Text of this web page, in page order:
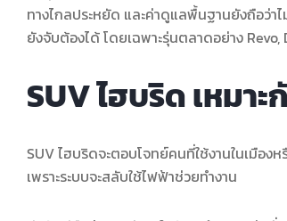
ทางไกลประหยัด และค่าดูแลพื้นฐานยังถือว่า
ยังจับต้องได้ โดยเฉพาะรุ่นตลาดอย่าง
SUV ไฮบริด เหมา
SUV ไฮบริดจะตอบโจทย์คนที่ใช้งานในเมือ
เพราะระบบจะสลับใช้ไฟฟ้าช่วยทำงาน